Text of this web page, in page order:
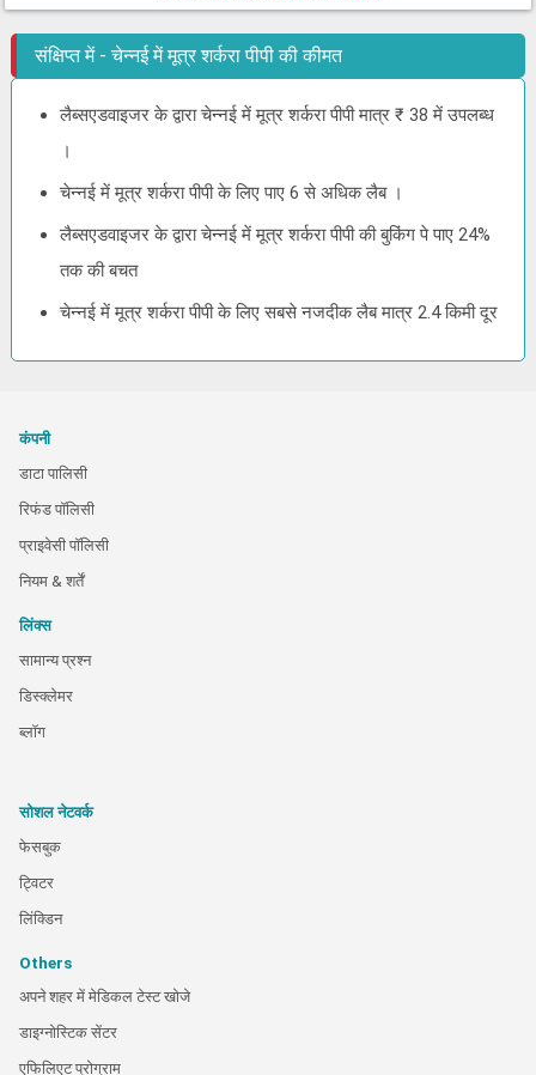
संक्षिप्त में - चेन्नई में मूत्र शर्करा पीपी की कीमत
लैब्सएडवाइजर के द्वारा चेन्नई में मूत्र शर्करा पीपी मात्र ₹ 38 में उपलब्ध
।
चेन्नई में मूत्र शर्करा पीपी के लिए पाए 6 से अधिक लैब ।
लैब्सएडवाइजर के द्वारा चेन्नई में मूत्र शर्करा पीपी की बुकिंग पे पाए 24%
तक की बचत
चेन्नई में मूत्र शर्करा पीपी के लिए सबसे नजदीक लैब मात्र 2.4 किमी दूर
कंपनी
डाटा पालिसी
रिफंड पॉलिसी
प्राइवेसी पॉलिसी
नियम & शर्तें
लिंक्स
सामान्य प्रश्न
डिस्क्लेमर
ब्लॉग
सोशल नेटवर्क
फेसबुक
ट्विटर
लिंक्डिन
Others
अपने शहर में मेडिकल टेस्ट खोजे
डाइग्नोस्टिक सेंटर
एफिलिएट प्रोग्राम